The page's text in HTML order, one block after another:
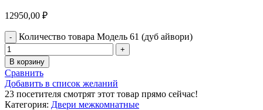
12950,00 ₽
Количество товара Модель 61 (дуб айвори)
В корзину
Сравнить
Добавить в список желаний
23 посетителя смотрят этот товар прямо сейчас!
Категория: Двери межкомнатные